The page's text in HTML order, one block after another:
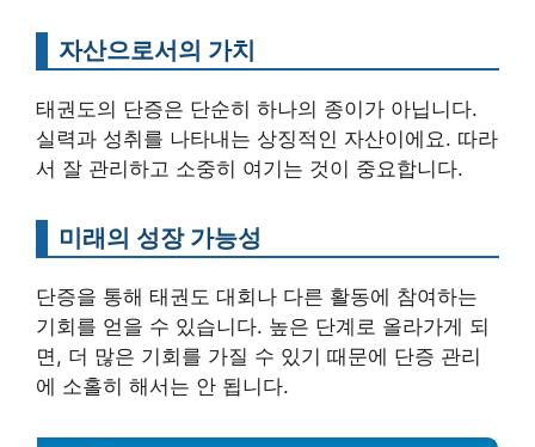
자산으로서의 가치
태권도의 단증은 단순히 하나의 종이가 아닙니다.
실력과 성취를 나타내는 상징적인 자산이에요. 따라
서 잘 관리하고 소중히 여기는 것이 중요합니다.
미래의 성장 가능성
단증을 통해 태권도 대회나 다른 활동에 참여하는
기회를 얻을 수 있습니다. 높은 단계로 올라가게 되
면, 더 많은 기회를 가질 수 있기 때문에 단증 관리
에 소홀히 해서는 안 됩니다.